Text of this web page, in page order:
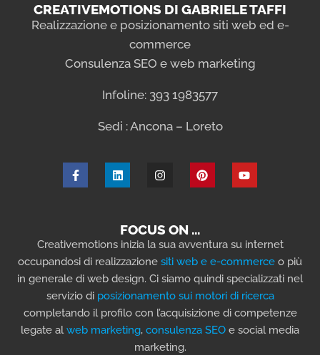
CREATIVEMOTIONS DI GABRIELE TAFFI
Realizzazione e posizionamento siti web ed e-
commerce
Consulenza SEO e web marketing
Infoline: 393 1983577
Sedi : Ancona – Loreto
FOCUS ON …
Creativemotions inizia la sua avventura su internet
occupandosi di realizzazione siti web e e-commerce o più
in generale di web design. Ci siamo quindi specializzati nel
servizio di posizionamento sui motori di ricerca
completando il profilo con l’acquisizione di competenze
legate alweb marketing, consulenza SEO e social media
marketing.